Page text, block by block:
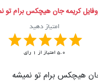
کریمه جان هیچکس برام تو
امتیاز دهید
5.0 امتیاز از 1 رای
هیچکس برام تو نمیشه